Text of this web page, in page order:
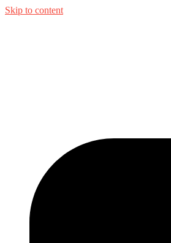
Skip to content